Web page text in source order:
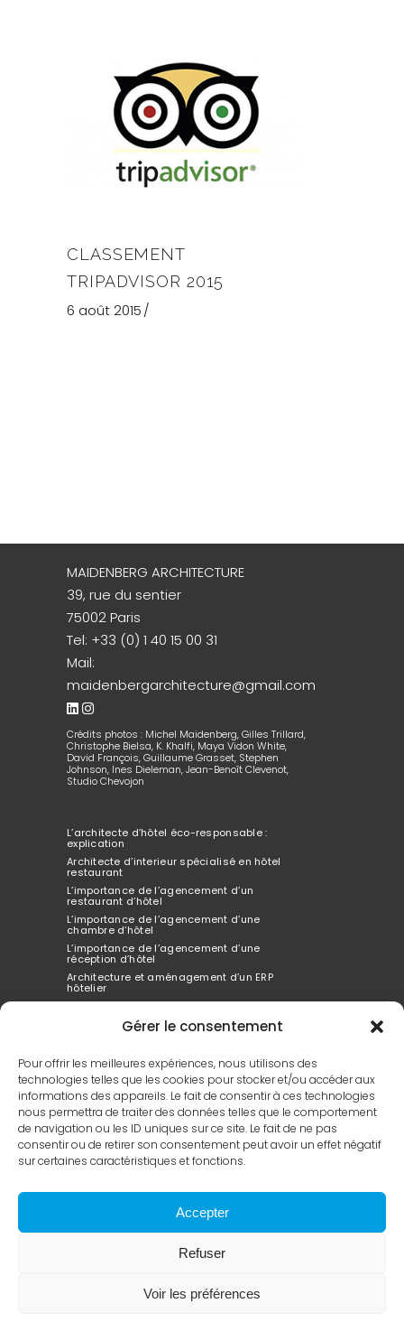
Gérer le consentement
Pour offrir les meilleures expériences, nous utilisons des
technologies telles que les cookies pour stocker et/ou accéder aux
informations des appareils. Le fait de consentir à ces technologies
nous permettra de traiter des données telles que le comportement
de navigation ou les ID uniques sur ce site. Le fait de ne pas
consentir ou de retirer son consentement peut avoir un effet négatif
sur certaines caractéristiques et fonctions.
Accepter
Refuser
Voir les préférences
CLASSEMENT
TRIPADVISOR 2015
6 août 2015
MAIDENBERG ARCHITECTURE
39, rue du sentier
75002 Paris
Tel: +33 (0) 1 40 15 00 31
Mail:
maidenbergarchitecture@gmail.com
Crédits photos : Michel Maidenberg, Gilles Trillard,
Christophe Bielsa, K. Khalfi, Maya Vidon White,
David François, Guillaume Grasset, Stephen
Johnson, Ines Dieleman, Jean-Benoît Clevenot,
Studio Chevojon
L’architecte d’hôtel éco-responsable :
explication
Architecte d’interieur spécialisé en hôtel
restaurant
L’importance de l’agencement d’un
restaurant d’hôtel
L’importance de l’agencement d’une
chambre d’hôtel
L’importance de l’agencement d’une
réception d’hôtel
Architecture et aménagement d’un ERP
hôtelier
Architecte d’interieur spécialisé dans
Comment l’agencement de l’hôtel peut tout
Le design extérieur de hôtel est votre vitrine
Ce qui compte dans l’aménagement d’un
hôtel
L’innovation architecturale dans la
conception d’hôtel
Comprendre les concepts de projets
Architecte Expert en Hôtels de Luxe et Design